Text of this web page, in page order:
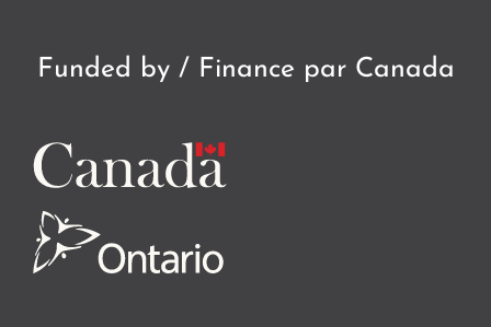
Funded by / Finance par Canada